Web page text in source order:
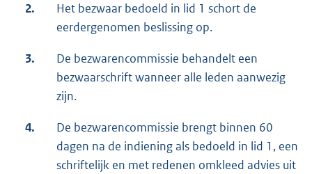
2.
Het bezwaar bedoeld in lid 1 schort de
eerdergenomen beslissing op.
3.
De bezwarencommissie behandelt een
bezwaarschrift wanneer alle leden aanwezig
zijn.
4.
De bezwarencommissie brengt binnen 60
dagen na de indiening als bedoeld in lid 1, een
schriftelijk en met redenen omkleed advies uit